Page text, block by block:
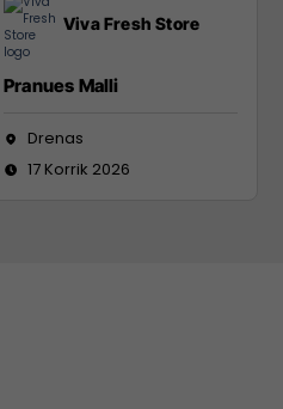
Viva Fresh Store
Pranues Malli
Drenas
17 Korrik 2026